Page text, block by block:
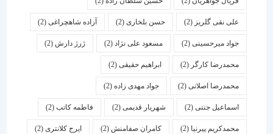
علی نقی گلریز(2) حسن بلخاری(2) آزاده شاهچراغی(2)
جواد میرحسینی(2) مسعود علی نژاد(2) ژرژ دارش (2)
محمدرضا کارگر(2) ابراهیم حقیقی(2)
محمدرضا اصلانی(2) جواد مهدی زاده(2)
اسماعیل جنتی(2) شهریار قدیمی(2) فاطمه کاتب(2)
محمدکریم پیرنیا (2) کامران صفامنش(2) ایرج کلانتری (2)